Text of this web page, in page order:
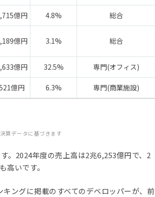
億円 4.8% 総合
億円 3.1% 総合
億円 32.5% 専門(オフィス)
億円 6.3% 専門(商業施設)
算データに基づきます
。2024年度の売上高は2兆6,253億円で、2
高いです。
ングに掲載のすべてのデベロッパーが、前